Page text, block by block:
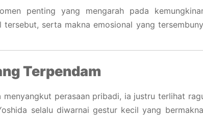
penting yang mengarah pada
serta makna emosional yang
Terpendam
perasaan pribadi, ia justru terlihat
selalu diwarnai gestur kecil yang